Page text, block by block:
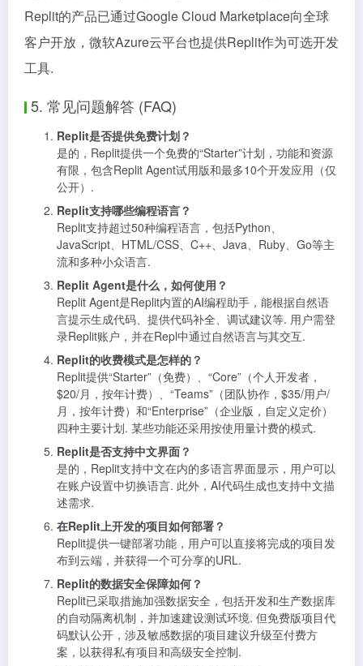
Replit的产品已通过Google Cloud Marketplace向全球
客户开放，微软Azure云平台也提供Replit作为可选开发
工具.
5. 常见问题解答 (FAQ)
Replit是否提供免费计划？
是的，Replit提供一个免费的“Starter”计划，功能和资源
有限，包含Replit Agent试用版和最多10个开发应用（仅
公开）.
Replit支持哪些编程语言？
Replit支持超过50种编程语言，包括Python、
JavaScript、HTML/CSS、C++、Java、Ruby、Go等主
流和多种小众语言.
Replit Agent是什么，如何使用？
Replit Agent是Replit内置的AI编程助手，能根据自然语
言提示生成代码、提供代码补全、调试建议等. 用户需登
录Replit账户，并在Repl中通过自然语言与其交互.
Replit的收费模式是怎样的？
Replit提供“Starter”（免费）、“Core”（个人开发者，
$20/月，按年计费）、“Teams”（团队协作，$35/用户/
月，按年计费）和“Enterprise”（企业版，自定义定价）
四种主要计划. 某些功能还采用按使用量计费的模式.
Replit是否支持中文界面？
是的，Replit支持中文在内的多语言界面显示，用户可以
在账户设置中切换语言. 此外，AI代码生成也支持中文描
述需求.
在Replit上开发的项目如何部署？
Replit提供一键部署功能，用户可以直接将完成的项目发
布到云端，并获得一个可分享的URL.
Replit的数据安全保障如何？
Replit已采取措施加强数据安全，包括开发和生产数据库
的自动隔离机制，并加速建设测试环境. 但免费版项目代
码默认公开，涉及敏感数据的项目建议升级至付费方
案，以获得私有项目和高级安全控制.